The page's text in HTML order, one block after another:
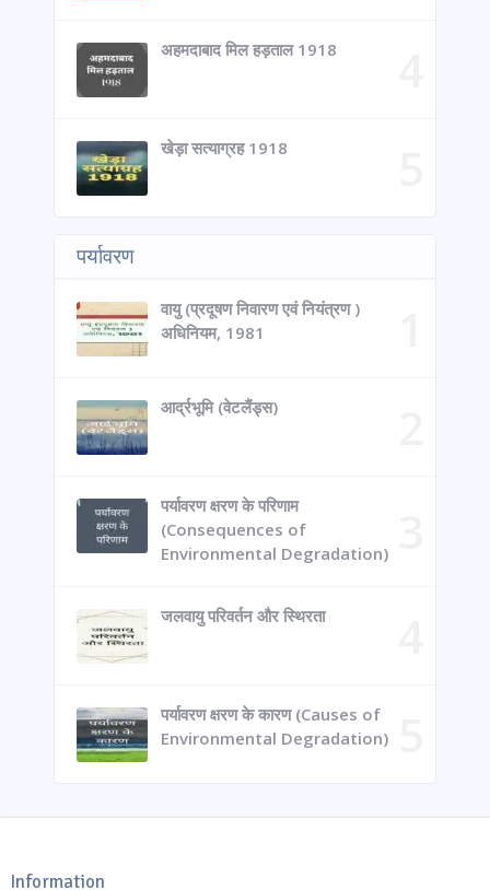
अहमदाबाद मिल हड़ताल 1918
खेड़ा सत्याग्रह 1918
पर्यावरण
वायु (प्रदूषण निवारण एवं नियंत्रण )
अधिनियम, 1981
आर्द्रभूमि (वेटलैंड्स)
पर्यावरण क्षरण के परिणाम
(Consequences of
Environmental Degradation)
जलवायु परिवर्तन और स्थिरता
पर्यावरण क्षरण के कारण (Causes of
Environmental Degradation)
Information